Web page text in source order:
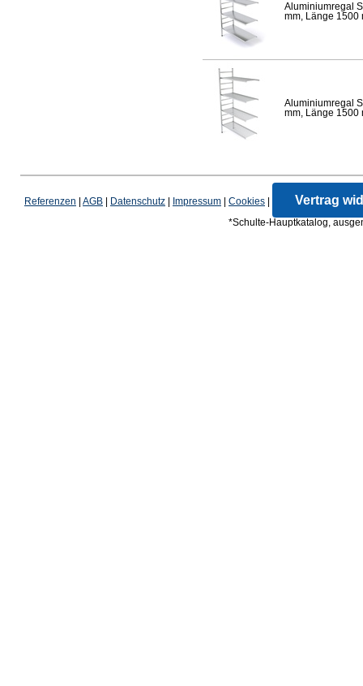
Aluminiumregal
mm, Länge 1500
Aluminiumregal
mm, Länge 1500
Referenzen AGB Datenschutz Impressum Cookies Vertrag
*Schulte-Hauptkatalog,